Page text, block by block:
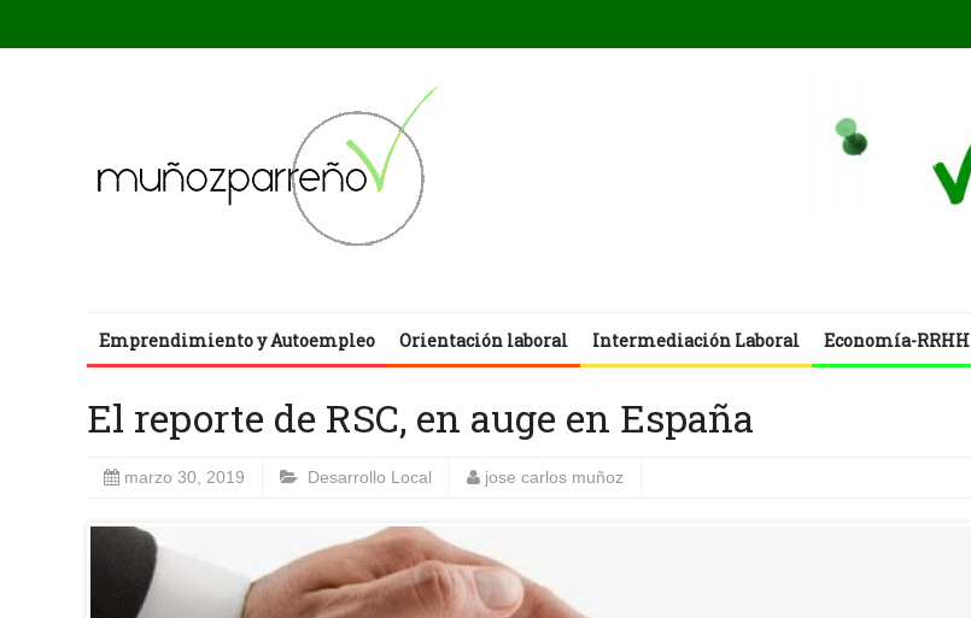
Emprendimiento y Autoempleo Orientación laboral Intermediación Laboral Economía-RRHH
El reporte de RSC, en auge en España
marzo 30, 2019 Desarrollo Local jose carlos muñoz